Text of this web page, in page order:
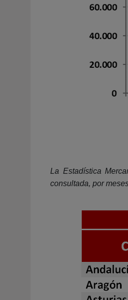
La Estadística
consultada, por